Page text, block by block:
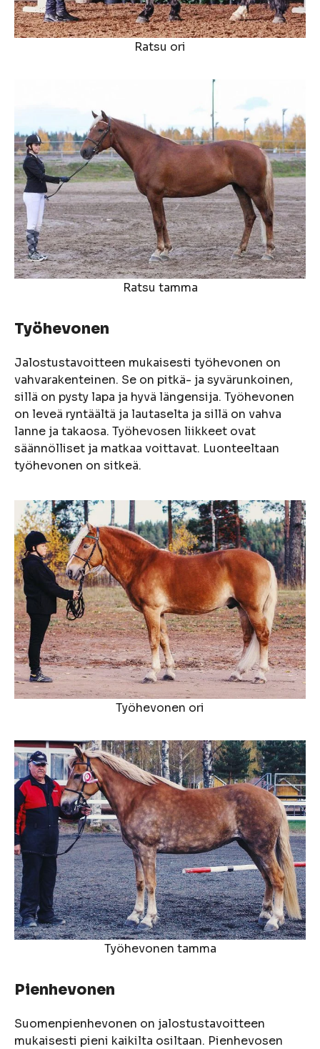
Ratsu ori
Ratsu tamma
Työhevonen
Jalostustavoitteen mukaisesti työhevonen on
vahvarakenteinen. Se on pitkä- ja syvärunkoinen,
sillä on pysty lapa ja hyvä längensija. Työhevonen
on leveä ryntäältä ja lautaselta ja sillä on vahva
lanne ja takaosa. Työhevosen liikkeet ovat
säännölliset ja matkaa voittavat. Luonteeltaan
työhevonen on sitkeä.
Työhevonen ori
Työhevonen tamma
Pienhevonen
Suomenpienhevonen on jalostustavoitteen
mukaisesti pieni kaikilta osiltaan. Pienhevosen